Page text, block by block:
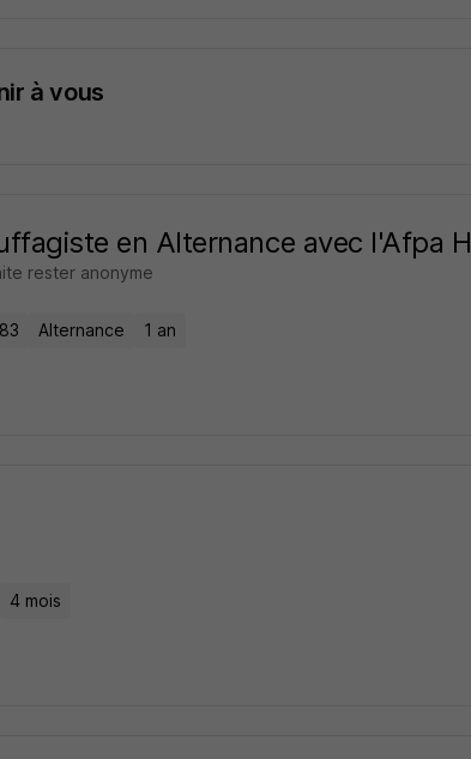
à vous
en Alternance avec l'Afpa
rester anonyme
Alternance 1 an
4 mois